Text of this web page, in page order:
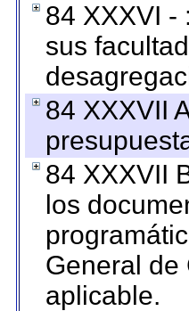
84 XXXVI -
sus
84 XXXVII
84 XXXVII
los
General de
aplicable.